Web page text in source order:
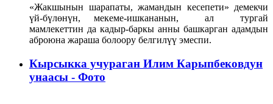
«Жакшынын шарапаты, жамандын кесепети» демекчи
үй-бүлөнүн, мекеме-ишкананын, ал тургай
мамлекеттин да кадыр-баркы анны башкарган адамдын
аброюна жараша болоору белгилүү эмеспи.
Кырсыкка учураган Илим Карыпбековдун
унаасы - Фото